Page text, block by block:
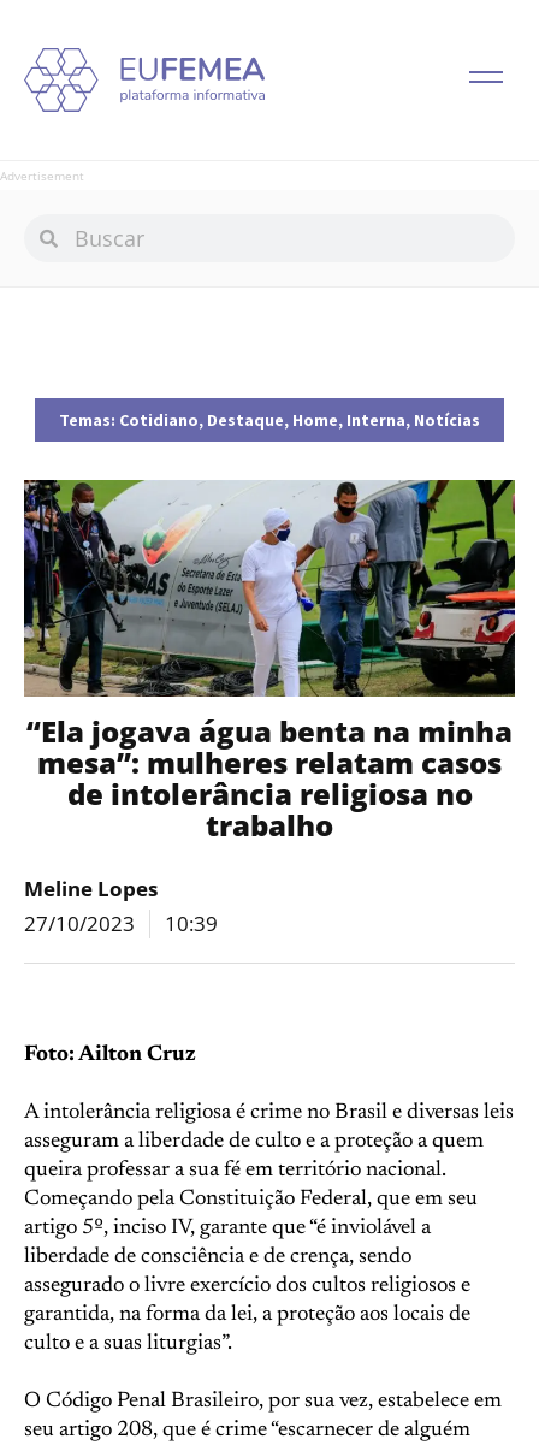
Advertisement
Temas: Cotidiano, Destaque, Home, Interna, Notícias
“Ela jogava água benta na minha
mesa”: mulheres relatam casos
de intolerância religiosa no
trabalho
Meline Lopes
27/10/2023
10:39
Foto: Ailton Cruz
A intolerância religiosa é crime no Brasil e diversas leis
asseguram a liberdade de culto e a proteção a quem
queira professar a sua fé em território nacional.
Começando pela Constituição Federal, que em seu
artigo 5º, inciso IV, garante que “é inviolável a
liberdade de consciência e de crença, sendo
assegurado o livre exercício dos cultos religiosos e
garantida, na forma da lei, a proteção aos locais de
culto e a suas liturgias”.
O Código Penal Brasileiro, por sua vez, estabelece em
seu artigo 208, que é crime “escarnecer de alguém